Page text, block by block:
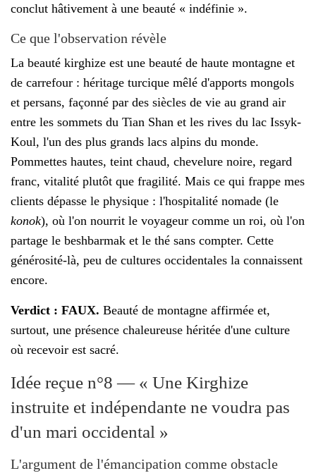
conclut hâtivement à une beauté « indéfinie ».
Ce que l'observation révèle
La beauté kirghize est une beauté de haute montagne et
de carrefour : héritage turcique mêlé d'apports mongols
et persans, façonné par des siècles de vie au grand air
entre les sommets du Tian Shan et les rives du lac Issyk-
Koul, l'un des plus grands lacs alpins du monde.
Pommettes hautes, teint chaud, chevelure noire, regard
franc, vitalité plutôt que fragilité. Mais ce qui frappe mes
clients dépasse le physique : l'hospitalité nomade (le
konok), où l'on nourrit le voyageur comme un roi, où l'on
partage le beshbarmak et le thé sans compter. Cette
générosité-là, peu de cultures occidentales la connaissent
encore.
Verdict : FAUX. Beauté de montagne affirmée et,
surtout, une présence chaleureuse héritée d'une culture
où recevoir est sacré.
Idée reçue n°8 — « Une Kirghize
instruite et indépendante ne voudra pas
d'un mari occidental »
L'argument de l'émancipation comme obstacle